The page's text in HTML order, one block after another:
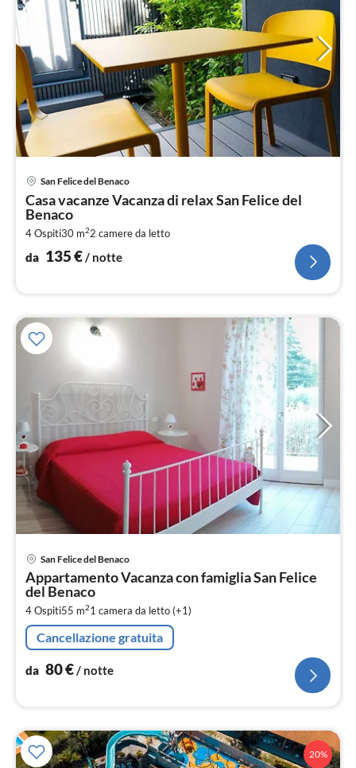
San Felice del Benaco
Casa vacanze Vacanza di relax San Felice del
Benaco
4 Ospiti30 m22 camere da letto
da 135€/ notte
San Felice del Benaco
Appartamento Vacanza con famiglia San Felice
del Benaco
4 Ospiti55 m21 camera da letto (+1)
Cancellazione gratuita
da 80€/ notte
20%